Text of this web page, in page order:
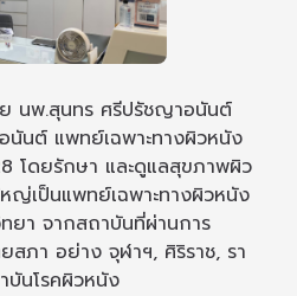
นพ.สุนทร ศรีปรัชญาอนันต์
นันต์ แพทย์เฉพาะทางผิวหนัง
โดยรักษา และดูแลสุขภาพผิว
เป็นแพทย์เฉพาะทางผิวหนัง
ยา จากสถาบันที่ผ่านการ
ภา อย่าง จุฬาฯ, ศิริราช, รา
บันโรคผิวหนัง